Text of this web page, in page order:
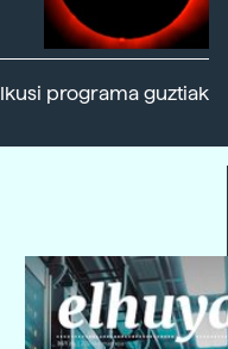
Ikusi programa guztiak